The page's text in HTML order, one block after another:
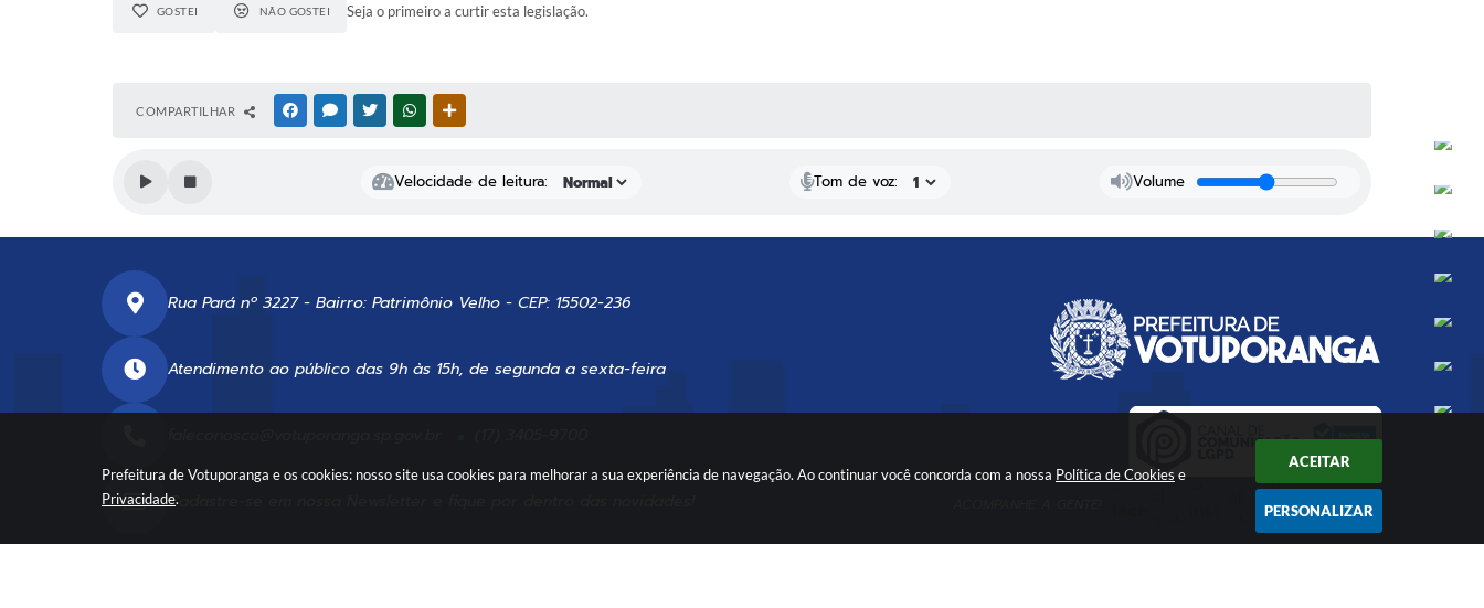
Prefeitura de Votuporanga e os cookies: nosso site usa cookies para melhorar a sua experiência de navegação. Ao continuar você concorda com a nossa Política de Cookies e
Privacidade.
ACEITAR
PERSONALIZAR
GOSTEI NÃO GOSTEI Seja o primeiro a curtir esta legislação.
COMPARTILHAR FACEBOOKMESSENGER
TWITTERWHATSAPP
Velocidade de leitura: Tom de voz: Volume
Rua Pará nº 3227 - Bairro: Patrimônio Velho - CEP: 15502-236
Atendimento ao público das 9h às 15h, de segunda a sexta-feira
Cadastre-se em nossa